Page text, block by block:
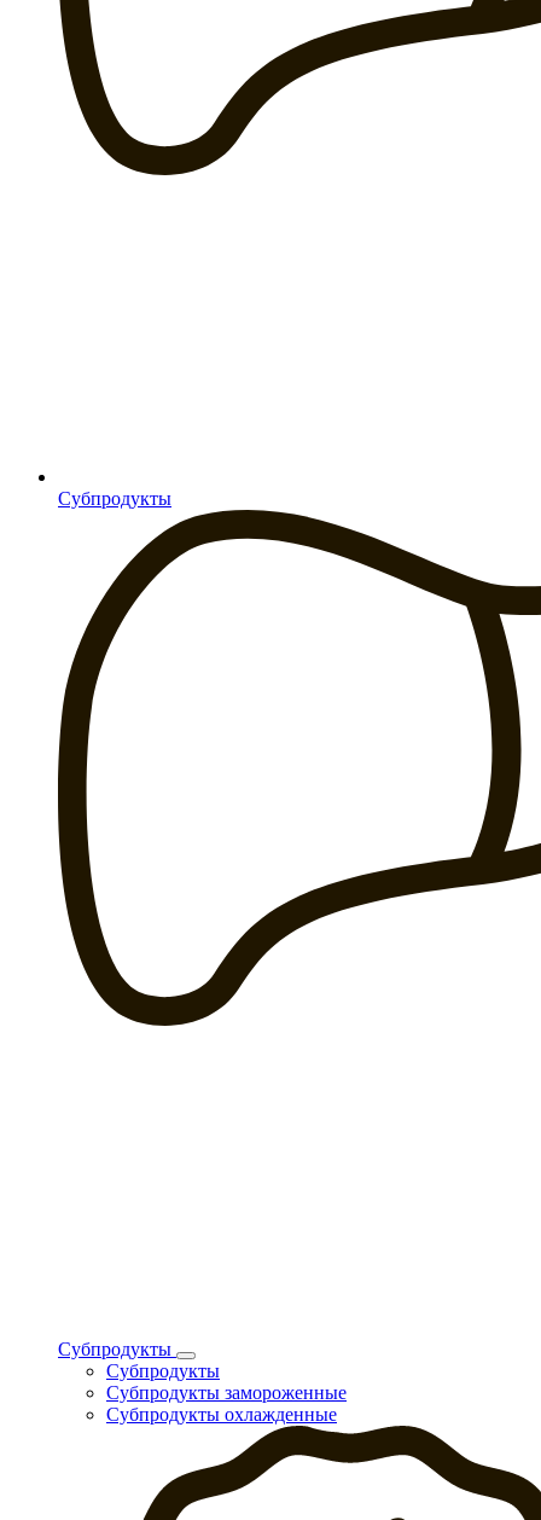
Субпродукты
Субпродукты
Субпродукты
Субпродукты замороженные
Субпродукты охлажденные